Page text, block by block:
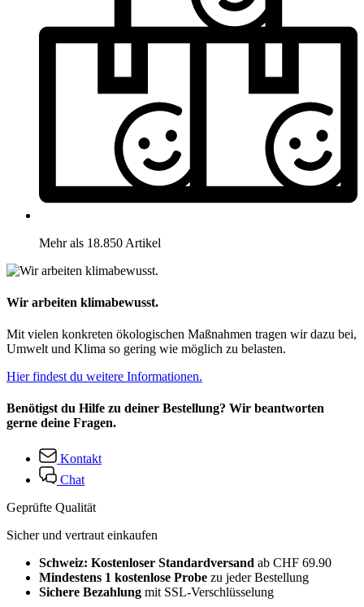
Mehr als 18.850 Artikel
Wir arbeiten klimabewusst.
Mit vielen konkreten ökologischen Maßnahmen tragen wir dazu bei,
Umwelt und Klima so gering wie möglich zu belasten.
Hier findest du weitere Informationen.
Benötigst du Hilfe zu deiner Bestellung? Wir beantworten
gerne deine Fragen.
Kontakt
Chat
Geprüfte Qualität
Sicher und vertraut einkaufen
Schweiz: Kostenloser Standardversand ab CHF 69.90
Mindestens 1 kostenlose Probe zu jeder Bestellung
Sichere Bezahlung mit SSL-Verschlüsselung